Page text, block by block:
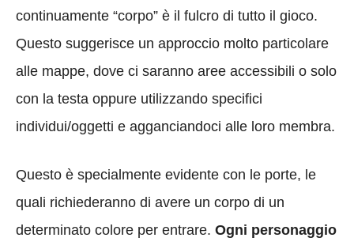
continuamente “corpo” è il fulcro di tutto il gioco.
Questo suggerisce un approccio molto particolare
alle mappe, dove ci saranno aree accessibili o solo
con la testa oppure utilizzando specifici
individui/oggetti e agganciandoci alle loro membra.
Questo è specialmente evidente con le porte, le
quali richiederanno di avere un corpo di un
determinato colore per entrare. Ogni personaggio